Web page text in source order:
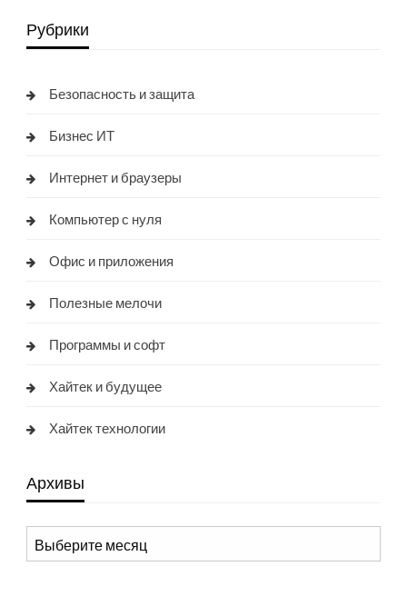
Рубрики
Безопасность и защита
Бизнес ИТ
Интернет и браузеры
Компьютер с нуля
Офис и приложения
Полезные мелочи
Программы и софт
Хайтек и будущее
Хайтек технологии
Архивы
Архивы